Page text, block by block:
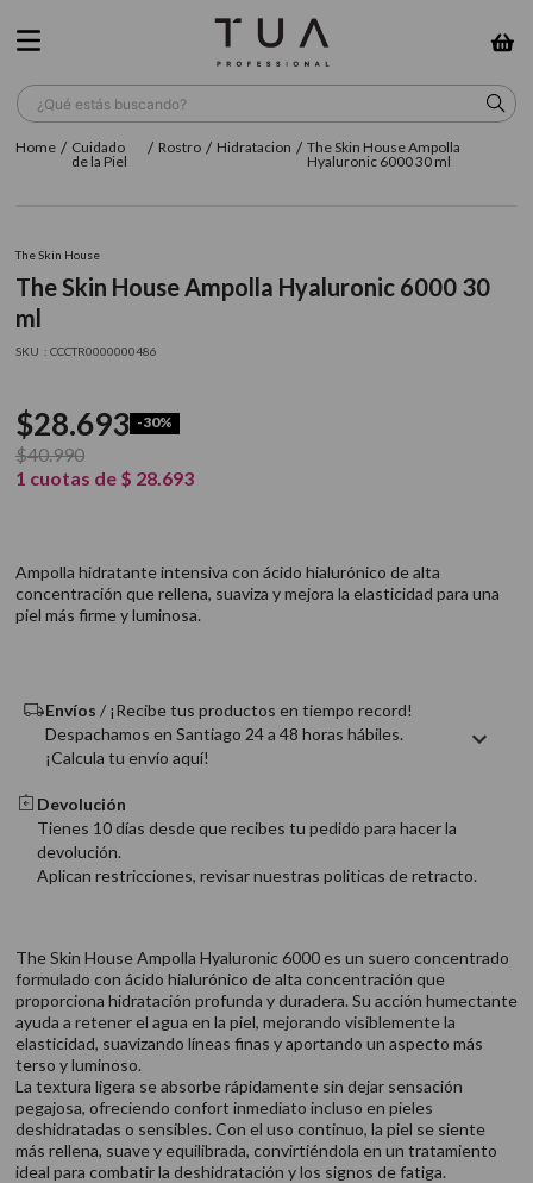
¿Qué estás buscando?
Cuidado
de la Piel
Rostro Hidratacion
The Skin House Ampolla
Hyaluronic 6000 30 ml
The Skin House
The Skin House Ampolla Hyaluronic 6000 30
ml
: CCCTR0000000486
$28.693 -30%
$40.990
1 cuotas de $ 28.693
Ampolla hidratante intensiva con ácido hialurónico de alta
concentración que rellena, suaviza y mejora la elasticidad para una
piel más firme y luminosa.
Envíos / ¡Recibe tus productos en tiempo record!
Despachamos en Santiago 24 a 48 horas hábiles.
¡Calcula tu envío aquí!
Devolución
Tienes 10 días desde que recibes tu pedido para hacer la
devolución.
Aplican restricciones, revisar nuestras politicas de retracto.
The Skin House Ampolla Hyaluronic 6000 es un suero concentrado
formulado con ácido hialurónico de alta concentración que
proporciona hidratación profunda y duradera. Su acción humectante
ayuda a retener el agua en la piel, mejorando visiblemente la
elasticidad, suavizando líneas finas y aportando un aspecto más
terso y luminoso.
La textura ligera se absorbe rápidamente sin dejar sensación
pegajosa, ofreciendo confort inmediato incluso en pieles
deshidratadas o sensibles. Con el uso continuo, la piel se siente
más rellena, suave y equilibrada, convirtiéndola en un tratamiento
ideal para combatir la deshidratación y los signos de fatiga.
TÉRMINOS MÁS BUSCADOS
2 . sow
3. farmavita
6. gama
7.
10. protector térmico